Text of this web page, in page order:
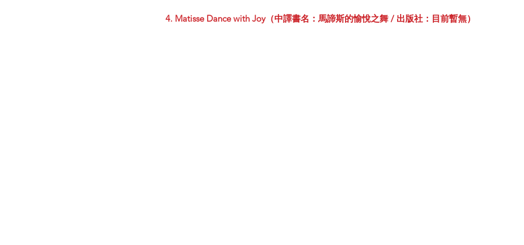
4. Matisse Dance with Joy（中譯書名：馬諦斯的愉悅之舞 / 出版社：目前暫無）